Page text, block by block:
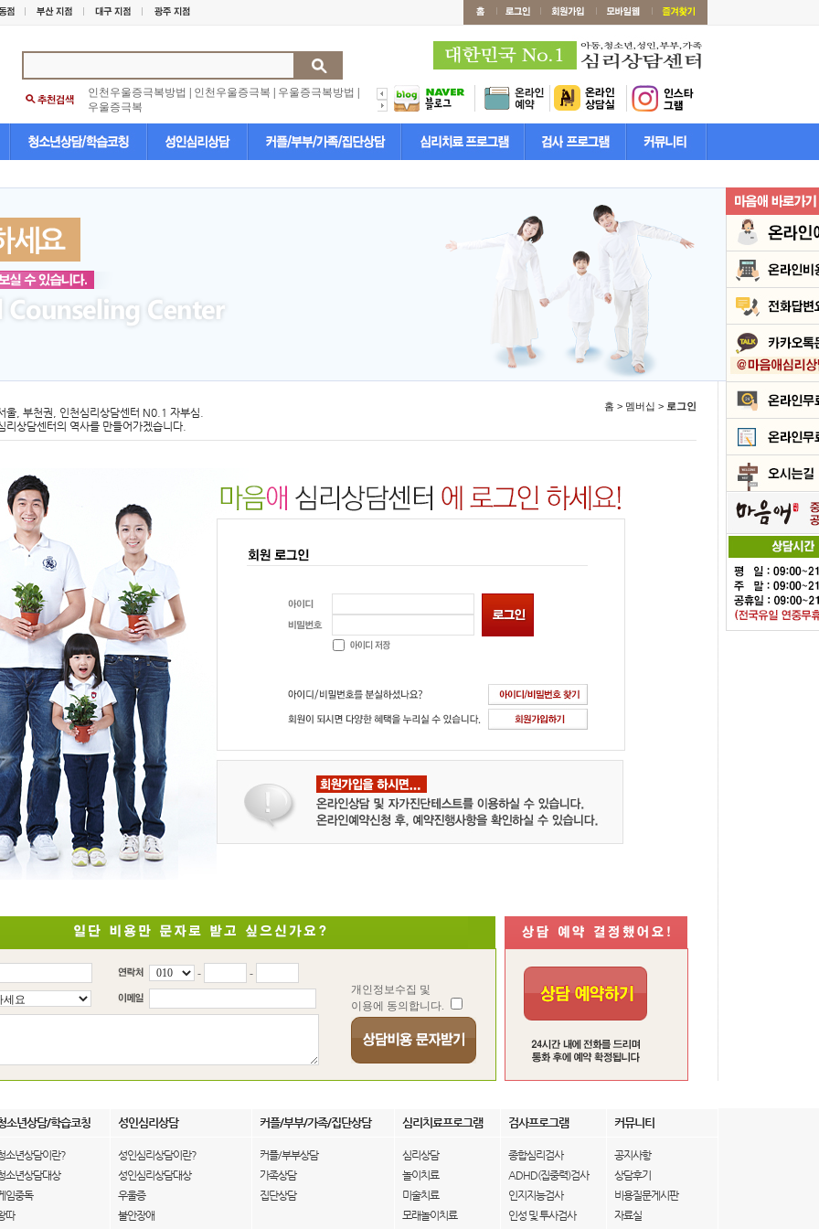
인천우울증극복방법 인천우울증극복 우울증극복방법
우울증극복
울, 부천권, 인천심리상담센터 N0.1 자부심.
리상담센터의 역사를 만들어가겠습니다.
홈 > 멤버십 > 로그인
-
-
개인정보수집 및
이용에 동의합니다.
소년상담/학습코칭 성인심리상담 커플/부부/가족/집단상담 심리치료프로그램 검사프로그램 커뮤니티
소년상담이란?
소년상담대상
임중독
따
성인심리상담이란?
성인심리상담대상
우울증
불안장애
커플/부부상담
가족상담
집단상담
심리상담
놀이치료
미술치료
모래놀이치료
종합심리검사
ADHD(집중력)검사
인지지능검사
인성 및 투사검사
공지사항
상담후기
비용질문게시판
자료실